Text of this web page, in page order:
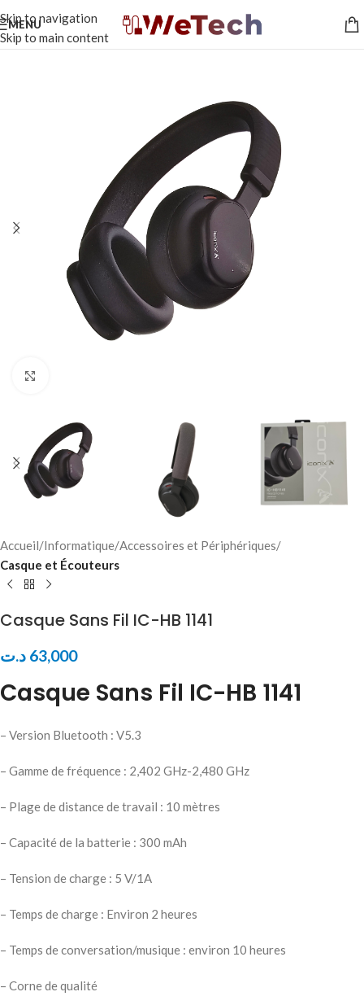
Skip to navigation
Skip to main content
MENU
Accueil Informatique Accessoires et Périphériques
Casque et Écouteurs
Casque Sans Fil IC-HB 1141
63,000 د.ت
Casque Sans Fil IC-HB 1141
– Version Bluetooth : V5.3
– Gamme de fréquence : 2,402 GHz-2,480 GHz
– Plage de distance de travail : 10 mètres
– Capacité de la batterie : 300 mAh
– Tension de charge : 5 V/1A
– Temps de charge : Environ 2 heures
– Temps de conversation/musique : environ 10 heures
– Corne de qualité